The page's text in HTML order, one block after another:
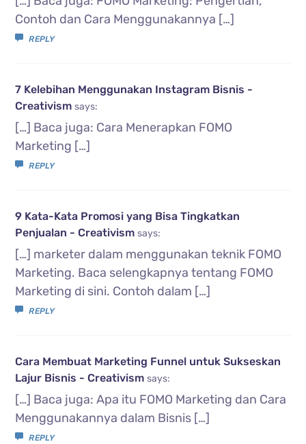
Contoh dan Cara Menggunakannya […]
REPLY
7 Kelebihan Menggunakan Instagram Bisnis -
Creativism says:
[…] Baca juga: Cara Menerapkan FOMO
Marketing […]
REPLY
9 Kata-Kata Promosi yang Bisa Tingkatkan
Penjualan - Creativism says:
[…] marketer dalam menggunakan teknik FOMO
Marketing. Baca selengkapnya tentang FOMO
Marketing di sini. Contoh dalam […]
REPLY
Cara Membuat Marketing Funnel untuk Sukseskan
Lajur Bisnis - Creativism says:
[…] Baca juga: Apa itu FOMO Marketing dan Cara
Menggunakannya dalam Bisnis […]
REPLY